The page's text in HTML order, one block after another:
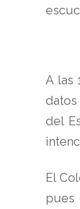
A las
datos
del
El
pues